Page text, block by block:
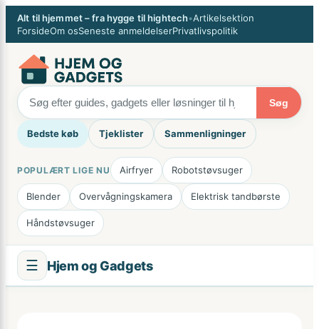
Spring
Alt til hjemmet – fra hygge til hightech•Artikelsektion
ForsideOm osSeneste anmeldelserPrivatlivspolitik
Søg
Bedste køb Tjeklister Sammenligninger
POPULÆRT LIGE NU Airfryer Robotstøvsuger
Blender Overvågningskamera Elektrisk tandbørste
Håndstøvsuger
☰ Hjem og Gadgets